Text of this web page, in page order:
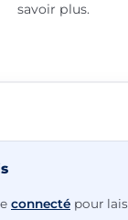
savoir plus.
connecté pour